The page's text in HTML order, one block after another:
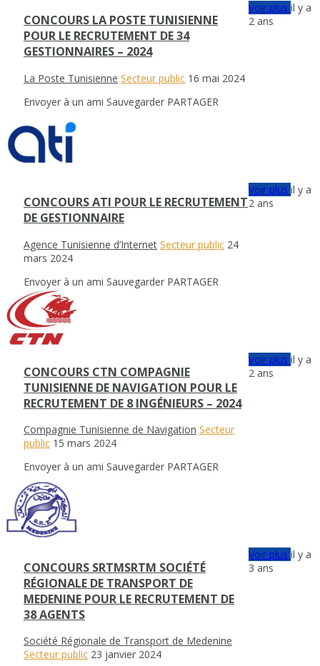
CONCOURS LA POSTE TUNISIENNE
POUR LE RECRUTEMENT DE 34
GESTIONNAIRES – 2024
La Poste Tunisienne Secteur public 16 mai 2024
Envoyer à un ami Sauvegarder PARTAGER
Voir plusil y a
2 ans
CONCOURS ATI POUR LE RECRUTEMENT
DE GESTIONNAIRE
Agence Tunisienne d’Internet Secteur public 24
mars 2024
Envoyer à un ami Sauvegarder PARTAGER
Voir plusil y a
2 ans
CONCOURS CTN COMPAGNIE
TUNISIENNE DE NAVIGATION POUR LE
RECRUTEMENT DE 8 INGÉNIEURS – 2024
Compagnie Tunisienne de Navigation Secteur
public 15 mars 2024
Envoyer à un ami Sauvegarder PARTAGER
Voir plusil y a
2 ans
CONCOURS SRTMSRTM SOCIÉTÉ
RÉGIONALE DE TRANSPORT DE
MEDENINE POUR LE RECRUTEMENT DE
38 AGENTS
Société Régionale de Transport de Medenine
Secteur public 23 janvier 2024
Voir plusil y a
3 ans